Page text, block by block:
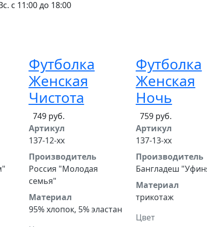
с 11:00 до 18:00
Футболка
Женская
Чистота
749 руб.
Артикул
137-12-хх
Производитель
Россия "Молодая
семья"
Материал
95% хлопок, 5% эластан
Футболка
Женская
Ночь
759 руб.
Артикул
137-13-хх
Производитель
Бангладеш
Материал
трикотаж
Цвет